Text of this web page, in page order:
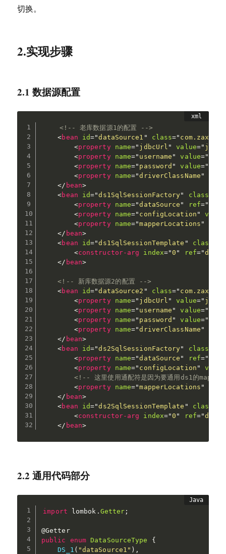
切换。
2.实现步骤
2.1 数据源配置
<!-- 老库数据源1的配置 -->
<bean id="dataSource1 " class="
<property name=" jdbcUrl " value="
<property name=" username " value="
<property name=" password " value="
<property name="driverClassName "
</ bean>
<bean id="ds1SqlSessionFactory" class
<property name="dataSource " ref="
<property name=" configLocation " value
<property name="mapperLocations "
</ bean>
<bean id="ds1SqlSessionTemplate " class
<constructor-arg index="0 " ref="
</ bean>
<!-- 新库数据源2的配置 -->
<bean id="dataSource2 " class="
<property name=" jdbcUrl " value="
<property name=" username " value="
<property name=" password " value="
<property name="driverClassName "
</ bean>
<bean id="ds2SqlSessionFactory" class
<property name="dataSource " ref="
<property name=" configLocation " value
<!-- 这里使用通配符是因为要通用ds1的
<property name="mapperLocations "
</ bean>
<bean id="ds2SqlSessionTemplate " class
<constructor-arg index="0 " ref="
</ bean>
2.2 通用代码部分
import lombok . Getter ;
@Getter
public
enum DataSourceType
{
DS_1 ( "dataSource1" ) ,